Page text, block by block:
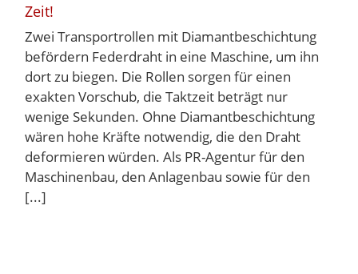
Zeit!
Zwei Transportrollen mit Diamantbeschichtung
befördern Federdraht in eine Maschine, um ihn
dort zu biegen. Die Rollen sorgen für einen
exakten Vorschub, die Taktzeit beträgt nur
wenige Sekunden. Ohne Diamantbeschichtung
wären hohe Kräfte notwendig, die den Draht
deformieren würden. Als PR-Agentur für den
Maschinenbau, den Anlagenbau sowie für den
[...]